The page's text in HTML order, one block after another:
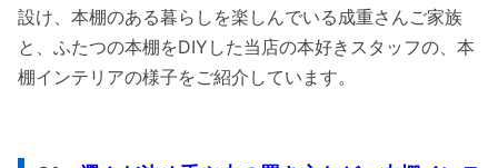
設け、本棚のある暮らしを楽しんでいる成重さんご家族
と、ふたつの本棚をDIYした当店の本好きスタッフの、本
棚インテリアの様子をご紹介しています。